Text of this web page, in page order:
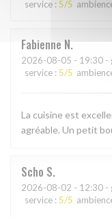
service : 5/5
Fabienne N
2026-08-05 - 19:30 -
service : 5/5
La cuisine est
agréable. Un petit
Scho S
2026-08-02 - 12:30 -
service : 5/5